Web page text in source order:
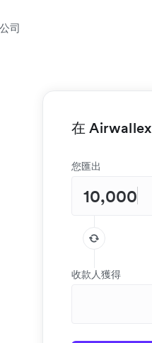
公司
在
您匯出
收款人獲得